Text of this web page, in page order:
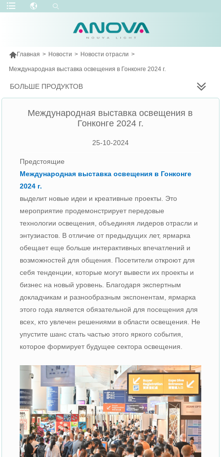
Главная > Новости > Новости отрасли >
Международная выставка освещения в Гонконге 2024 г.
БОЛЬШЕ ПРОДУКТОВ
Международная выставка освещения в
Гонконге 2024 г.
25-10-2024
Предстоящие
Международная выставка освещения в Гонконге
2024 г.
выделит новые идеи и креативные проекты. Это
мероприятие продемонстрирует передовые
технологии освещения, объединяя лидеров отрасли и
энтузиастов. В отличие от предыдущих лет, ярмарка
обещает еще больше интерактивных впечатлений и
возможностей для общения. Посетители откроют для
себя тенденции, которые могут вывести их проекты и
бизнес на новый уровень. Благодаря экспертным
докладчикам и разнообразным экспонентам, ярмарка
этого года является обязательной для посещения для
всех, кто увлечен решениями в области освещения. Не
упустите шанс стать частью этого яркого события,
которое формирует будущее сектора освещения.